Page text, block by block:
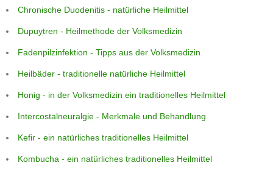
Chronische Duodenitis - natürliche Heilmittel
Dupuytren - Heilmethode der Volksmedizin
Fadenpilzinfektion - Tipps aus der Volksmedizin
Heilbäder - traditionelle natürliche Heilmittel
Honig - in der Volksmedizin ein traditionelles Heilmittel
Intercostalneuralgie - Merkmale und Behandlung
Kefir - ein natürliches traditionelles Heilmittel
Kombucha - ein natürliches traditionelles Heilmittel